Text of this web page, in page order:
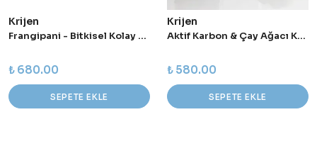
Krijen
Frangipani - Bitkisel Kolay Tarama Sağlayan Keratin Sütü - 100 ml
₺ 680.00
SEPETE EKLE
Krijen
Aktif Karbon & Çay Ağacı Katı Şampuan 100 g
₺ 580.00
SEPETE EKLE